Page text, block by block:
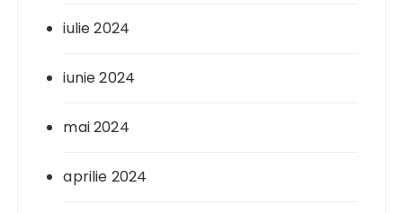
iulie 2024
iunie 2024
mai 2024
aprilie 2024